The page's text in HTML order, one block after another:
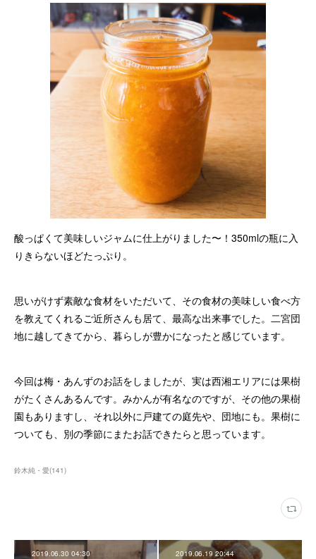
酸っぱくて美味しいジャムに仕上がりました〜！350mlの瓶に入
りきらないほどたっぷり。
思いがけず素敵な食材をいただいて、その食材の美味しい食べ方
を教えてくれるご近所さんも居て、最高な出来事でした。二宮団
地に越してきてから、暮らしが豊かになったと感じています。
今回は梅・あんずのお話をしましたが、実は西湘エリアには果樹
がたくさんあるんです。みかんが有名なのですが、その他の果樹
園もありますし、それ以外に戸建ての庭先や、団地にも。果樹に
ついても、別の季節にまたお話できたらと思っています。
鈴木純・愛(141)
2019.06.30 04:30 2019.06.19 20:44